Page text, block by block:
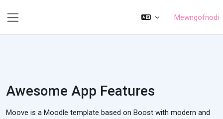
Mewngofnodi
Awesome App Features
Moove is a Moodle template based on Boost with modern and